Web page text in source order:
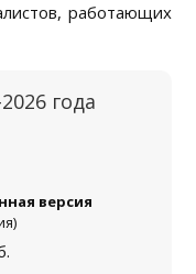
работающих
года
версия